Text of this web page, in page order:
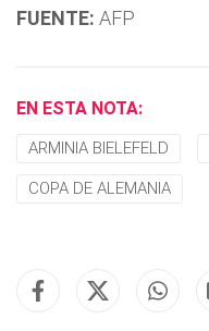
FUENTE: AFP
EN ESTA NOTA:
ARMINIA BIELEFELD
COPA DE ALEMANIA